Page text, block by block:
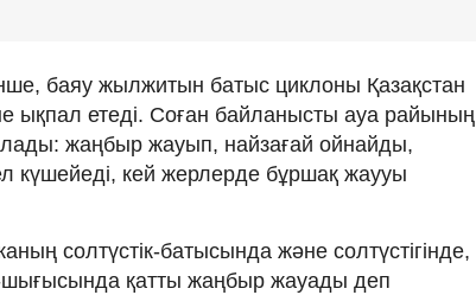
баяу жылжитын батыс циклоны Қазақстан
ықпал етеді. Соған байланысты ауа райының
жаңбыр жауып, найзағай ойнайды,
күшейеді, кей жерлерде бұршақ жаууы
солтүстік-батысында және солтүстігінде,
шығысында қатты жаңбыр жауады деп